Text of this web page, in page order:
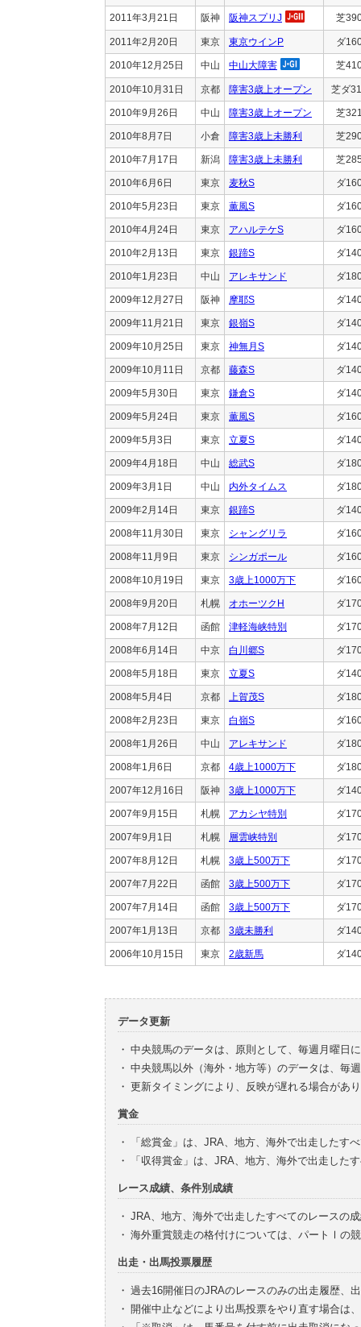
2011年3月21日 阪神 阪神スプリJ 芝
2011年2月20日 東京 東京ウインP ダ
2010年12月25日 中山 中山大障害 芝
2010年10月31日 京都 障害3歳上オープン 芝ダ
2010年9月26日 中山 障害3歳上オープン 芝
2010年8月7日 小倉 障害3歳上未勝利 芝
2010年7月17日 新潟 障害3歳上未勝利 芝
2010年6月6日 東京 麦秋S ダ
2010年5月23日 東京 薫風S ダ
2010年4月24日 東京 アハルテケS ダ
2010年2月13日 東京 銀蹄S ダ
2010年1月23日 中山 アレキサンド ダ
2009年12月27日 阪神 摩耶S ダ
2009年11月21日 東京 銀嶺S ダ
2009年10月25日 東京 神無月S ダ
2009年10月11日 京都 藤森S ダ
2009年5月30日 東京 鎌倉S ダ
2009年5月24日 東京 薫風S ダ
2009年5月3日 東京 立夏S ダ
2009年4月18日 中山 総武S ダ
2009年3月1日 中山 内外タイムス ダ
2009年2月14日 東京 銀蹄S ダ
2008年11月30日 東京 シャングリラ ダ
2008年11月9日 東京 シンガポール ダ
2008年10月19日 東京 3歳上1000万下 ダ
2008年9月20日 札幌 オホーツクH ダ
2008年7月12日 函館 津軽海峡特別 ダ
2008年6月14日 中京 白川郷S ダ
2008年5月18日 東京 立夏S ダ
2008年5月4日 京都 上賀茂S ダ
2008年2月23日 東京 白嶺S ダ
2008年1月26日 中山 アレキサンド ダ
2008年1月6日 京都 4歳上1000万下 ダ
2007年12月16日 阪神 3歳上1000万下 ダ
2007年9月15日 札幌 アカシヤ特別 ダ
2007年9月1日 札幌 層雲峡特別 ダ
2007年8月12日 札幌 3歳上500万下 ダ
2007年7月22日 函館 3歳上500万下 ダ
2007年7月14日 函館 3歳上500万下 ダ
2007年1月13日 京都 3歳未勝利 ダ
2006年10月15日 東京 2歳新馬 ダ
データ更新
・ 中央競馬のデータは、原則として、毎週月曜日
・ 中央競馬以外（海外・地方等）のデータは、毎
・ 更新タイミングにより、反映が遅れる場合があ
賞金
・
「総賞金」は、JRA、地方、海外で出走したす
・
「収得賞金」は、JRA、地方、海外で出走した
レース成績、条件別成績
・ JRA、地方、海外で出走したすべてのレースの
・ 海外重賞競走の格付けについては、パートⅠの
出走・出馬投票履歴
・ 過去16開催日のJRAのレースのみの出走履歴、
・ 開催中止などにより出馬投票をやり直す場合は